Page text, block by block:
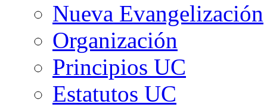
Nueva Evangelización
Organización
Principios UC
Estatutos UC